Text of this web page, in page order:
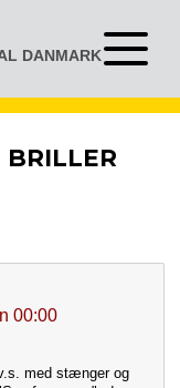
DANMARKÅben
menu
BRILLER
00:00
med stænger og